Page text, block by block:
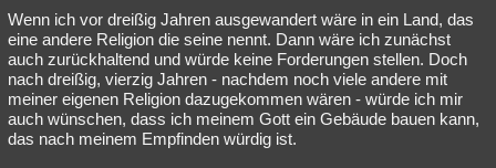
Wenn ich vor dreißig Jahren ausgewandert wäre in ein Land, das
eine andere Religion die seine nennt. Dann wäre ich zunächst
auch zurückhaltend und würde keine Forderungen stellen. Doch
nach dreißig, vierzig Jahren - nachdem noch viele andere mit
meiner eigenen Religion dazugekommen wären - würde ich mir
auch wünschen, dass ich meinem Gott ein Gebäude bauen kann,
das nach meinem Empfinden würdig ist.